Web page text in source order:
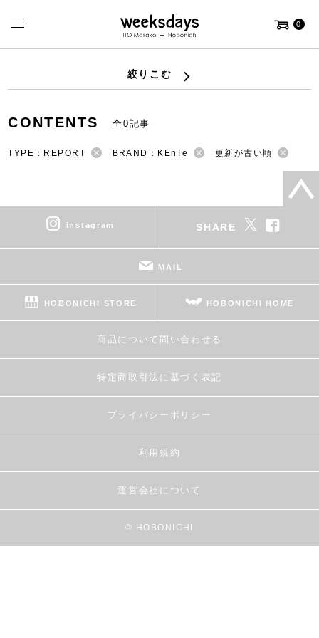
0
絞りこむ
CONTENTS 全0記事
TYPE：REPORT BRAND：KEnTe 更新が古い順
instagram SHARE
MAIL
HOBONICHI STORE HOBONICHI HOME
商品について問い合わせる
特定商取引法に基づく表記
プライバシーポリシー
利用規約
運営会社について
© HOBONICHI